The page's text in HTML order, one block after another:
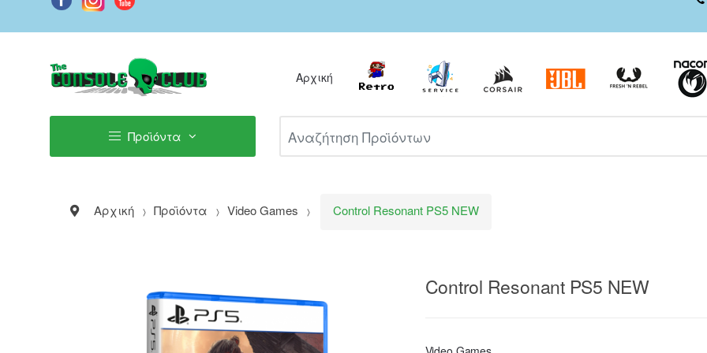
Αρχική
Προϊόντα
Αρχική Προϊόντα Video Games Control Resonant PS5 NEW
Control Resonant PS5 NEW